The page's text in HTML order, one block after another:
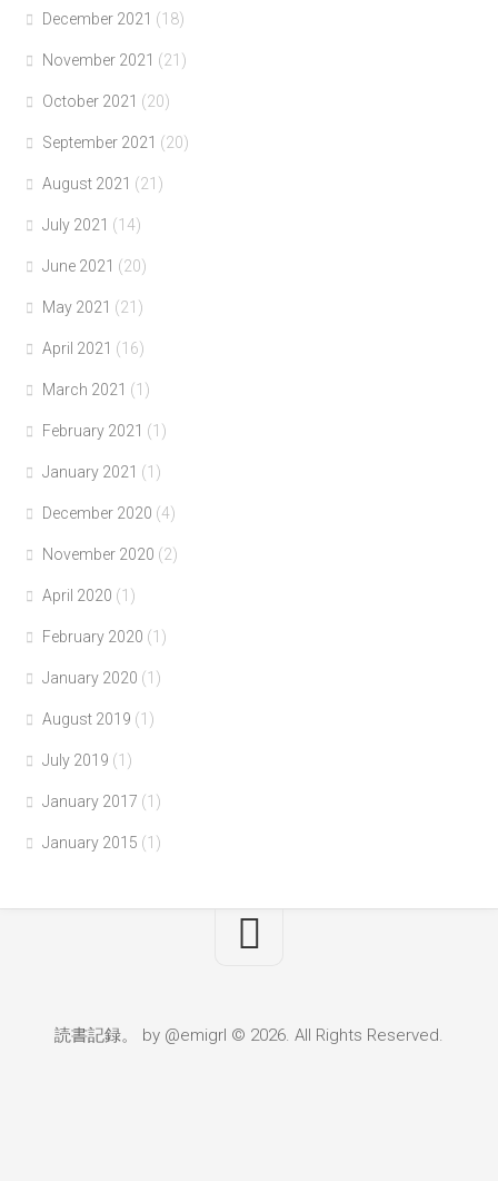
December 2021 (18)
November 2021 (21)
October 2021 (20)
September 2021 (20)
August 2021 (21)
July 2021 (14)
June 2021 (20)
May 2021 (21)
April 2021 (16)
March 2021 (1)
February 2021 (1)
January 2021 (1)
December 2020 (4)
November 2020 (2)
April 2020 (1)
February 2020 (1)
January 2020 (1)
August 2019 (1)
July 2019 (1)
January 2017 (1)
January 2015 (1)
読書記録。 by @emigrl © 2026. All Rights Reserved.